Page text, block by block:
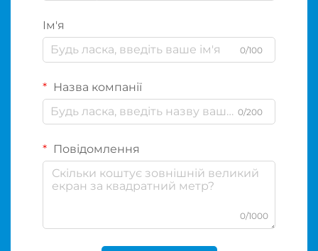
Ім'я
0/100
Назва компанії
0/200
Повідомлення
0/1000